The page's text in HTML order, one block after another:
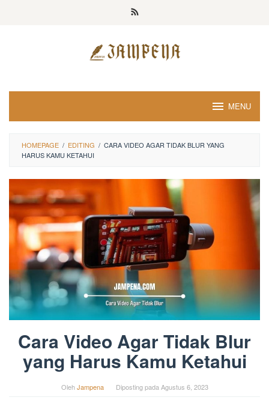
MENU
HOMEPAGE / EDITING / CARA VIDEO AGAR TIDAK BLUR YANG
HARUS KAMU KETAHUI
Cara Video Agar Tidak Blur
yang Harus Kamu Ketahui
OlehJampena Diposting pada Agustus 6, 2023